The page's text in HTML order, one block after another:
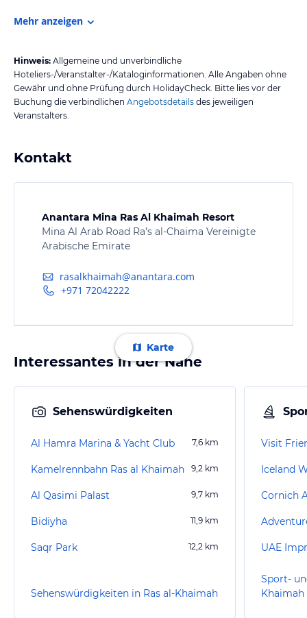
Mehr anzeigen
Hinweis: Allgemeine und unverbindliche
Hoteliers-/Veranstalter-/Kataloginformationen. Alle Angaben ohne
Gewähr und ohne Prüfung durch HolidayCheck. Bitte lies vor der
Buchung die verbindlichen Angebotsdetails des jeweiligen
Veranstalters.
Kontakt
Anantara Mina Ras Al Khaimah Resort
Mina Al Arab Road Ra’s al-Chaima Vereinigte
Arabische Emirate
rasalkhaimah@anantara.com
+971 72042222
Karte
Interessantes in der Nähe
Sehenswürdigkeiten
Al Hamra Marina & Yacht Club 7,6 km
Kamelrennbahn Ras al Khaimah 9,2 km
Al Qasimi Palast 9,7 km
Bidiyha 11,9 km
Saqr Park 12,2 km
Sehenswürdigkeiten in Ras al-Khaimah
Visit
Iceland
Cornich
Sport-
Khaimah